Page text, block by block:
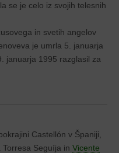
se je celo iz svojih telesnih
in svetih angelov
je umrla 5. januarja
januarja 1995 razglasil za
Castellón v Španiji,
Seguíja in Vicente